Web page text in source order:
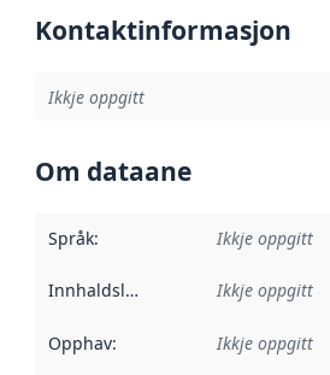
Kontaktinformasjon
Ikkje oppgitt
Om dataane
Språk: Ikkje oppgitt
Innhaldsleverandørar :
Ikkje oppgitt
Opphav: Ikkje oppgitt